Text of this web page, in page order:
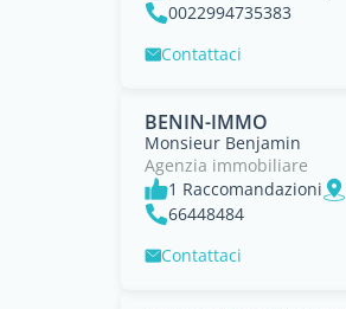
0022994735383
Contattaci
BENIN-IMMO
Monsieur Benjamin
Agenzia immobiliare
1 Raccomandazioni
66448484
Contattaci